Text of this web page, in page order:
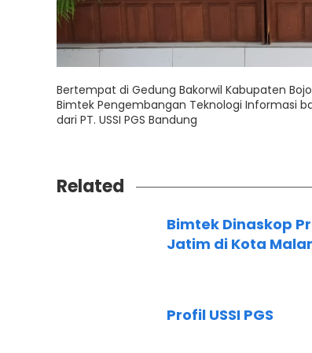
Bertempat di Gedung Bakorwil Kabupaten
Bimtek Pengembangan Teknologi Informasi
dari PT. USSI PGS Bandung
Related
Bimtek Dinaskop
Jatim di Kota
Profil USSI PGS